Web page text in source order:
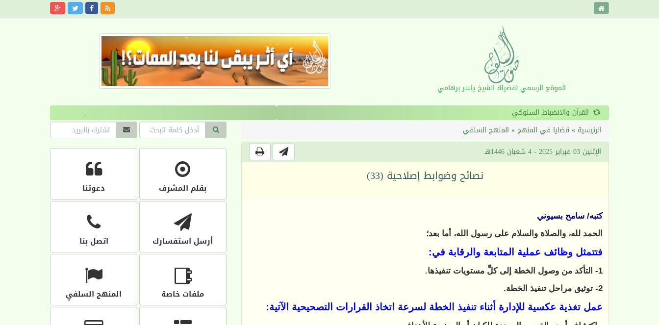
الموقع الرسمي لفضيلة الشيخ ياسر برهامي
‹
›
الرئيسية » قضايا في المنهج» المنهج السلفي
الإثنين 03 فبراير 2025 - 4 شعبان 1446هـ
نصائح وضوابط إصلاحية (33)
كتبه/ سامح بسيوني
الحمد لله، والصلاة والسلام على رسول الله، أما بعد؛
فتتمثل وظائف عملية المتابعة والرقابة في:
1- ال
تأكد من وصول الخطة إلى كلِّ مستويات تنفيذها.
2- توثيق مراحل تنفيذ الخطة.
عمل تغذية عكسية للإدارة أثناء تنفيذ الخطة لسرعة اتخاذ القرارات التصحيحية الآتية:
بقلم المشرف دعوتنا
أرسل استفسارك اتصل بنا
ملفات خاصة المنهج السلفي